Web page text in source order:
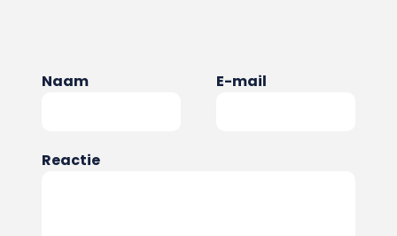
Naam E-mail
Reactie